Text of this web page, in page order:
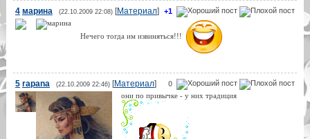
+1
4 марина (22.10.2009 22:08)[Материал]
Нечего тогда им извиняться!!!
0
5 rapana (22.10.2009 22:46)[Материал]
они по привычке - у них традиция